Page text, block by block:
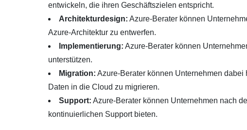
entwickeln, die ihren Geschäftszielen entspricht.
Architekturdesign: Azure-Berater können
Azure-Architektur zu entwerfen.
Implementierung: Azure-Berater können
unterstützen.
Migration: Azure-Berater können Unternehmen
Daten in die Cloud zu migrieren.
Support: Azure-Berater können Unternehmen nach
kontinuierlichen Support bieten.